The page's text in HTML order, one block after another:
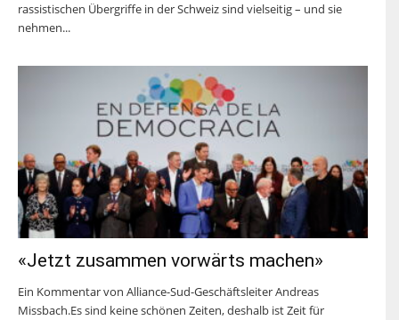
rassistischen Übergriffe in der Schweiz sind vielseitig – und sie
nehmen...
«Jetzt zusammen vorwärts machen»
Ein Kommentar von Alliance-Sud-Geschäftsleiter Andreas
Missbach.Es sind keine schönen Zeiten, deshalb ist Zeit für